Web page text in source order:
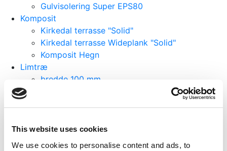
This website uses cookies
We use cookies to personalise content and ads, to
Gulvisolering Super EPS80
Komposit
Kirkedal terrasse "Solid"
Kirkedal terrasse Wideplank "Solid"
Komposit Hegn
Limtræ
bredde 100 mm
bredde 200 mm